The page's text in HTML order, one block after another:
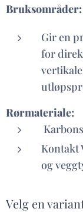
Bruksområder:
Gir en
for
Rørmateriale:
Kontakt
og
Velg en